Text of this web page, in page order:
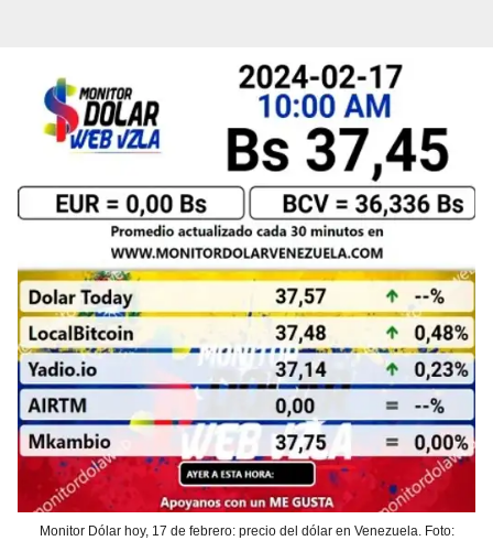
Monitor Dólar hoy, 17 de febrero: precio del dólar en Venezuela. Foto: